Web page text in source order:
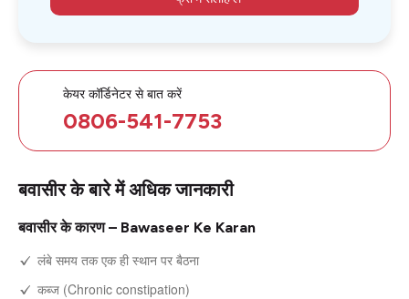
बवासीर के बारे में अधिक जानकारी
बवासीर के कारण – Bawaseer Ke Karan
लंबे समय तक एक ही स्थान पर बैठना
कब्ज (Chronic constipation)
केयर कॉर्डिनेटर से बात करें
0806-541-7753